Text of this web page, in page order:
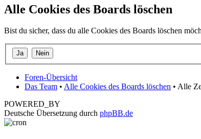
Alle Cookies des Boards löschen
Bist du sicher, dass du alle Cookies des Boards löschen
Foren-Übersicht
Das Team • Alle Cookies des Boards löschen • Alle
POWERED_BY
Deutsche Übersetzung durch phpBB.de